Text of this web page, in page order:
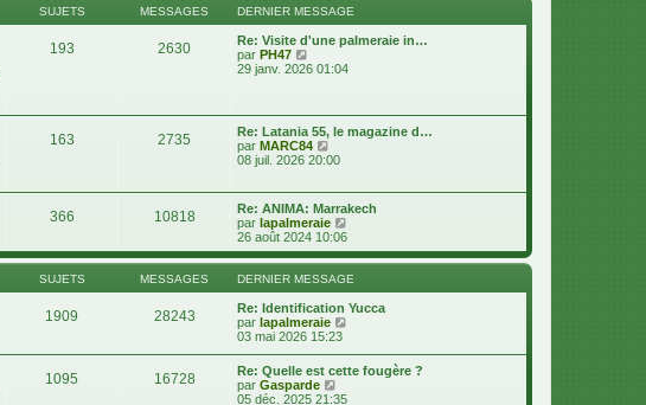
g
s
s
i
e
r
a
g
l
d
e
r
n
r
m
e
s
a
g
e
SUJETS MESSAGES DERNIER MESSAGE
193 2630
Re: Visite d'une palmeraie in…
par PH47
o
e
d
e
r
i
e
r
m
e
s
s
a
g
e
29 janv. 2026 01:04
163 2735
Re: Latania 55, le magazine d…
par MARC84
o
e
d
e
r
n
i
r
m
e
s
s
a
g
08 juil. 2026 20:00
366 10818
Re: ANIMA: Marrakech
par lapalmeraie
i
r
l
e
d
e
26 août 2024 10:06
SUJETS MESSAGES DERNIER MESSAGE
1909 28243
Re: Identification Yucca
par lapalmeraie
l
03 mai 2026 15:23
1095 16728
Re: Quelle est cette fougère ?
par Gasparde
o
05 déc. 2025 21:35